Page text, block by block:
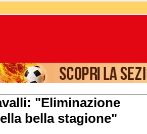
"Eliminazione
bella stagione"